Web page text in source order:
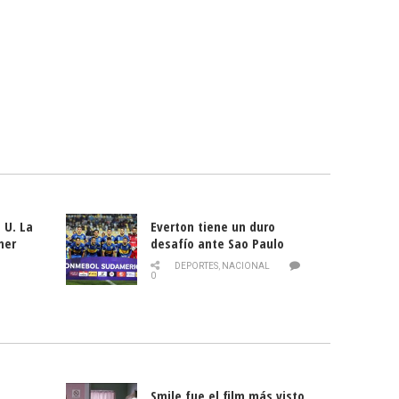
La
Everton tiene un duro
desafío ante Sao Paulo
DEPORTES, NACIONAL
0